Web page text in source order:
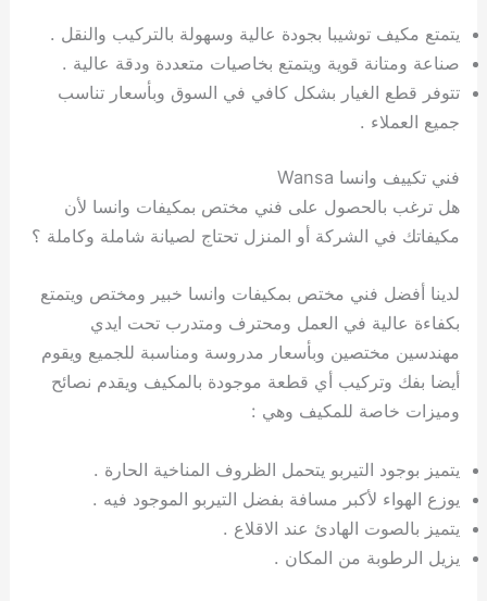
يتمتع مكيف توشيبا بجودة عالية وسهولة بالتركيب والنقل .
صناعة ومتانة قوية ويتمتع بخاصيات متعددة ودقة عالية .
تتوفر قطع الغيار بشكل كافي في السوق وبأسعار تناسب
جميع العملاء .
فني تكييف وانسا Wansa
هل ترغب بالحصول على فني مختص بمكيفات وانسا لأن
مكيفاتك في الشركة أو المنزل تحتاج لصيانة شاملة وكاملة ؟
لدينا أفضل فني مختص بمكيفات وانسا خبير ومختص ويتمتع
بكفاءة عالية في العمل ومحترف ومتدرب تحت ايدي
مهندسين مختصين وبأسعار مدروسة ومناسبة للجميع ويقوم
أيضا بفك وتركيب أي قطعة موجودة بالمكيف ويقدم نصائح
وميزات خاصة للمكيف وهي :
يتميز بوجود التيربو يتحمل الظروف المناخية الحارة .
يوزع الهواء لأكبر مسافة بفضل التيربو الموجود فيه .
يتميز بالصوت الهادئ عند الاقلاع .
يزيل الرطوبة من المكان .